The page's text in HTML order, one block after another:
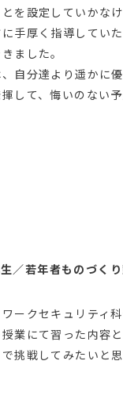
を設定していかな
手厚く指導してい
ました。
自分達より遥かに
して、悔いのない
／若年者ものづくり
ークセキュリティ
業にて習った内容
挑戦してみたいと思